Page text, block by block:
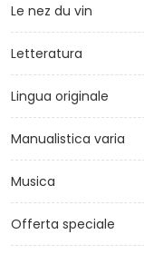
Le nez du vin
Letteratura
Lingua originale
Manualistica varia
Musica
Offerta speciale